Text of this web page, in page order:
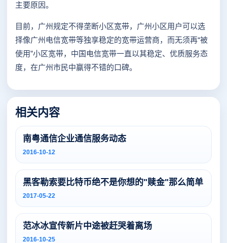
主要原因。
目前，广州规定不得垄断小区宽带，广州小区用户可以选
择像广州电信宽带等独享稳定的宽带运营商，而无须再“被
使用”小区宽带，中国电信宽带一直以其稳定、优质服务态
度，在广州市民中赢得不错的口碑。
相关内容
南粤通信企业通信服务动态
2016-10-12
黑客勒索要比特币绝不是你想的"赎金"那么简单
2017-05-22
范冰冰宣传新片中途被赶哭着离场
2016-10-25